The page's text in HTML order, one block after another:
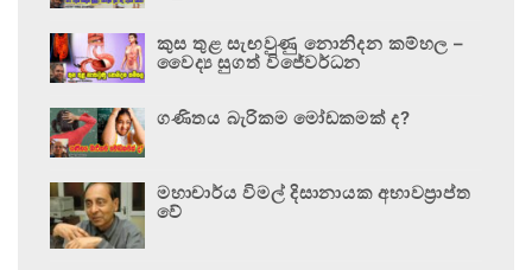
කුස තුළ සැඟවුණු නොනිදන කම්හල –
වෛද්‍ය සුගත් විජේවර්ධන
ගණිතය බැරිකම මෝඩකමක් ද?
මහාචාර්ය විමල් දිසානායක අභාවප්‍රාප්ත
වේ